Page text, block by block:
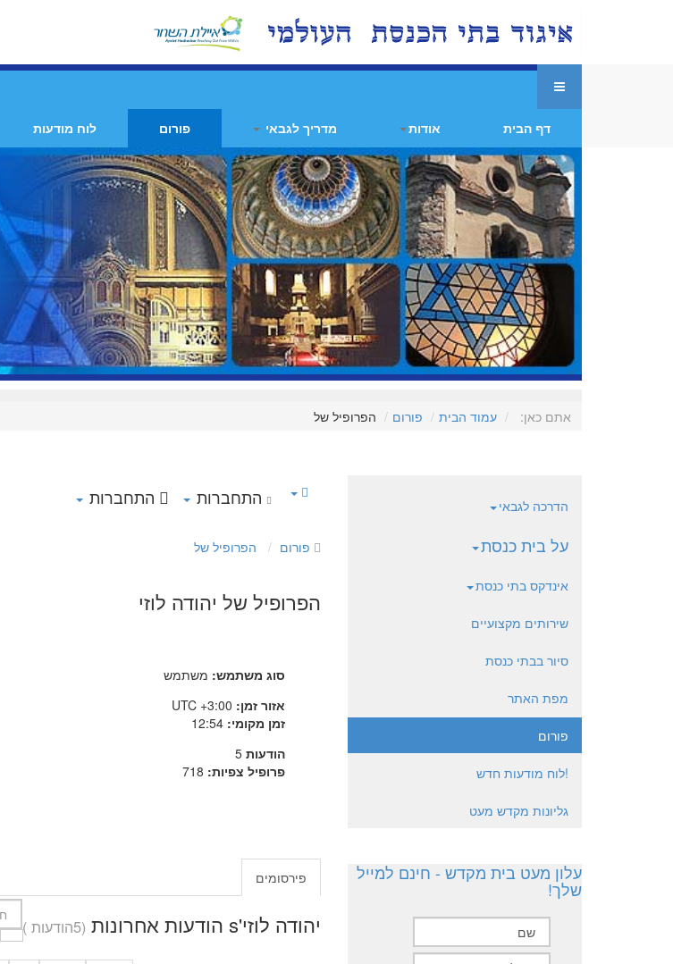
דף הבית אודות מדריך לגבאי פורום לוח מודעות
אתם כאן: עמוד הבית פורום הפרופיל של
התחברות התחברות
פורום הפרופיל של
הפרופיל של יהודה לוזי
סוג משתמש: משתמש
אזור זמן: UTC +3:00
זמן מקומי: 12:54
הודעות5
פרופיל צפיות: 718
פירסומים
יהודה לוזי's הודעות אחרונות (5הודעות )
הדרכה לגבאי
על בית כנסת
אינדקס בתי כנסת
שירותים מקצועיים
סיור בבתי כנסת
מפת האתר
פורום
!לוח מודעות חדש
גליונות מקדש מעט
עלון מעט בית מקדש - חינם למייל
שלך!